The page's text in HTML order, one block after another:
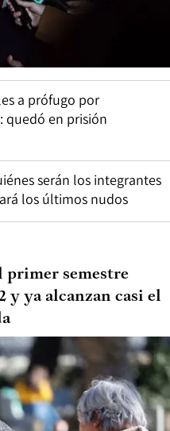
a prófugo por
quedó en prisión
serán los integrantes
los últimos nudos
primer semestre
y ya alcanzan casi el